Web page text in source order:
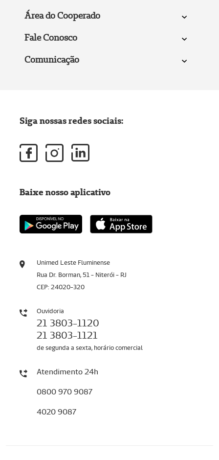
Área do Cooperado
Fale Conosco
Comunicação
Unimed Leste Fluminense
Rua Dr. Borman, 51 - Niterói - RJ
CEP: 24020-320
Ouvidoria
21 3803-1120
21 3803-1121
de segunda a sexta, horário comercial
Atendimento 24h
0800 970 9087
4020 9087
Siga nossas redes sociais:
Baixe nosso aplicativo